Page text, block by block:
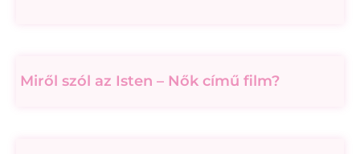
Miről szól az Isten – Nők című film?